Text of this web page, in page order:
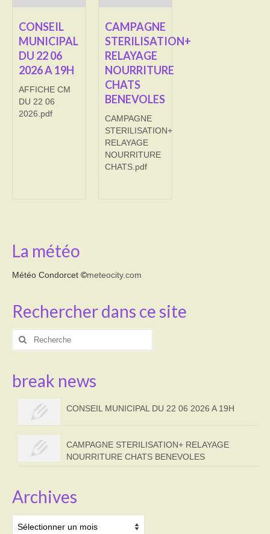
Cimetière
Culte
Correspondants de presse
LE BRULAGE DES VEGETAUX
DECHETS VERTS
CONSEIL
MUNICIPAL
DU 22 06
2026 A 19H
AFFICHE CM
DU 22 06
2026.pdf
CAMPAGNE
STERILISATION+
RELAYAGE
NOURRITURE
CHATS
BENEVOLES
CAMPAGNE
STERILISATION+
RELAYAGE
NOURRITURE
CHATS.pdf
La météo
Météo Condorcet ©meteocity.com
Rechercher dans ce site
Rechercher
break news
CONSEIL MUNICIPAL DU 22 06 2026 A 19H
CAMPAGNE STERILISATION+ RELAYAGE
NOURRITURE CHATS BENEVOLES
Archives